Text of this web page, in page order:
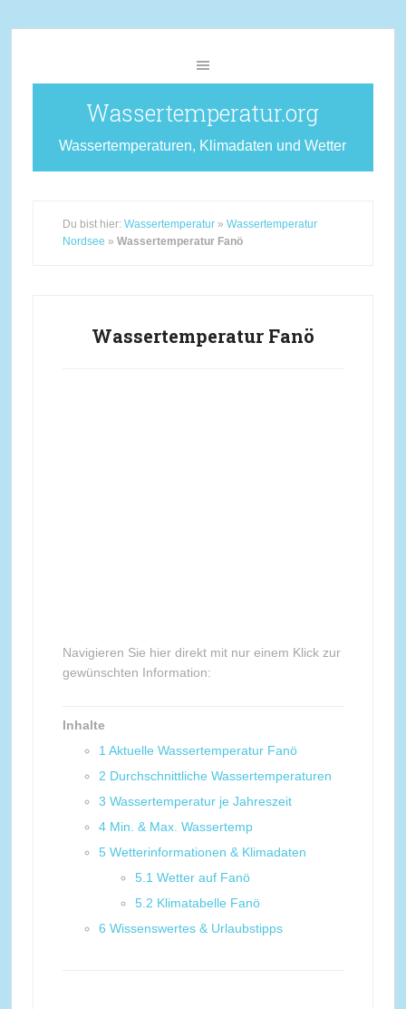
Wassertemperatur.org
Wassertemperaturen, Klimadaten und Wetter
Du bist hier: Wassertemperatur» Wassertemperatur
Nordsee » Wassertemperatur Fanö
Wassertemperatur Fanö
Navigieren Sie hier direkt mit nur einem Klick zur
gewünschten Information:
Inhalte
1 Aktuelle Wassertemperatur Fanö
2 Durchschnittliche Wassertemperaturen
3 Wassertemperatur je Jahreszeit
4 Min. & Max. Wassertemp
5 Wetterinformationen & Klimadaten
5.1 Wetter auf Fanö
5.2 Klimatabelle Fanö
6 Wissenswertes & Urlaubstipps